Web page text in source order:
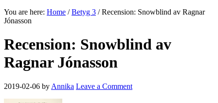
You are here: Home / Betyg 3 /Recension: Snowblind av Ragnar
Jónasson
Recension: Snowblind av
Ragnar Jónasson
2019-02-06 by Annika Leave a Comment